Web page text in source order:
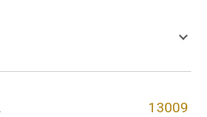
TRAD_ZEPHYR_Valeurs13009